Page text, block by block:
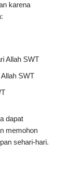
karena
Allah SWT
SWT
dapat
memohon
sehari-hari.